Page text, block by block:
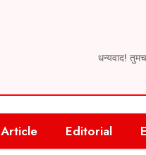
धन्यवाद!
Article Editorial